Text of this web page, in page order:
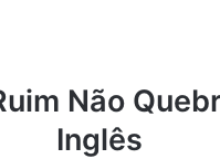
Não
Inglês